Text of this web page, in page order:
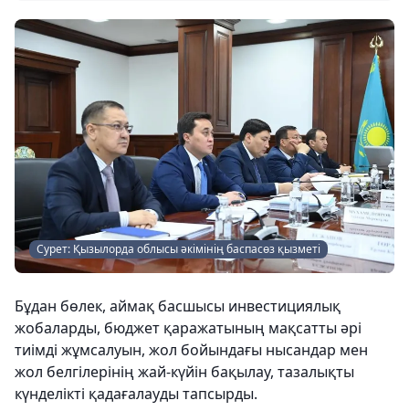
Сурет: Қызылорда облысы әкімінің баспасөз қызметі
Бұдан бөлек, аймақ басшысы инвестициялық
жобаларды, бюджет қаражатының мақсатты әрі
тиімді жұмсалуын, жол бойындағы нысандар мен
жол белгілерінің жай-күйін бақылау, тазалықты
күнделікті қадағалауды тапсырды.